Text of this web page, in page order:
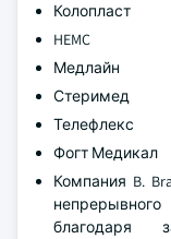
Колопласт
HEMC
Медлайн
Стеримед
Телефлекс
Фогт Медикал
Компания B.
благодаря